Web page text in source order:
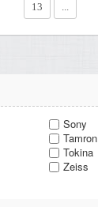
13
...
Sony
Tamron
Tokina
Zeiss